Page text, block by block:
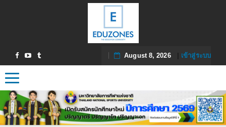
August 8, 2026| เข้าสู่ระบบ
Toggle navigation